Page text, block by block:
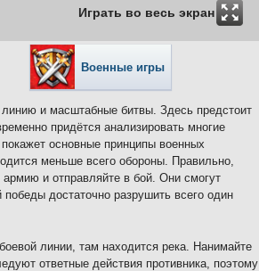
Играть во весь экран
Военные игры
и масштабные битвы. Здесь предстоит
придётся анализировать многие
основные принципы военных
меньше всего обороны. Правильно,
и отправляйте в бой. Они смогут
достаточно разрушить всего один
линии, там находится река. Нанимайте
ответные действия противника, поэтому